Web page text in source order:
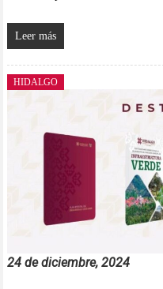
Leer más
HIDALGO
24 de diciembre, 2024